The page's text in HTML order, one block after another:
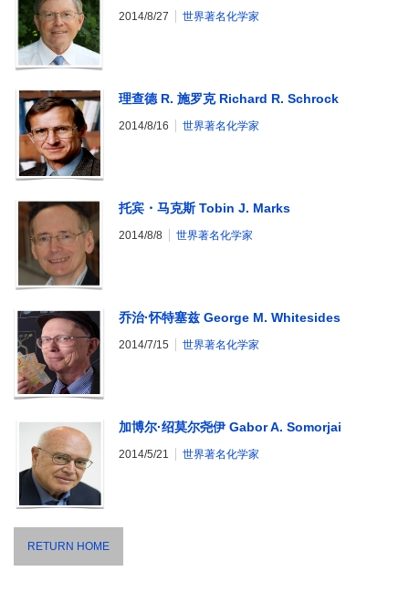
2014/8/27 世界著名化学家
理查德 R. 施罗克 Richard R. Schrock
2014/8/16 世界著名化学家
托宾・马克斯 Tobin J. Marks
2014/8/8 世界著名化学家
乔治·怀特塞兹 George M. Whitesides
2014/7/15 世界著名化学家
加博尔·绍莫尔尧伊 Gabor A. Somorjai
2014/5/21 世界著名化学家
RETURN HOME